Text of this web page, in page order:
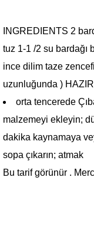
INGREDIENTS 2
tuz 1-1 /2 su bardağı
ince dilim taze
uzunluğunda )
orta tencerede
malzemeyi ekleyin;
dakika kaynamaya
sopa çıkarın; atmak
Bu tarif görünür .